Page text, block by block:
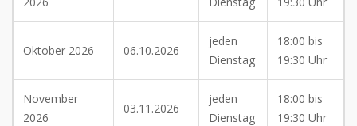
Oktober 2026 06.10.2026
jeden
Dienstag
18:00 bis
19:30 Uhr
November
2026
03.11.2026
jeden
Dienstag
18:00 bis
19:30 Uhr